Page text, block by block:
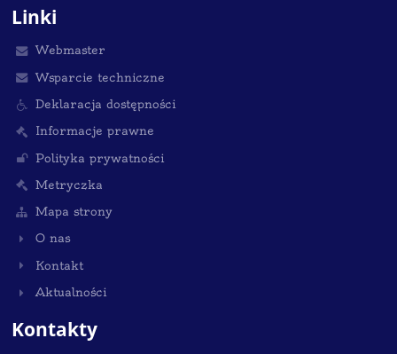
Linki
Webmaster
Wsparcie techniczne
Deklaracja dostępności
Informacje prawne
Polityka prywatności
Metryczka
Mapa strony
O nas
Kontakt
Aktualności
Kontakty